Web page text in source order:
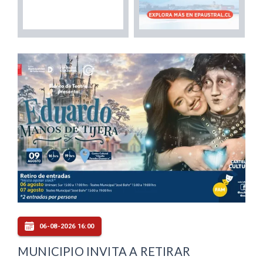
06-08-2026 16:00
MUNICIPIO INVITA A RETIRAR